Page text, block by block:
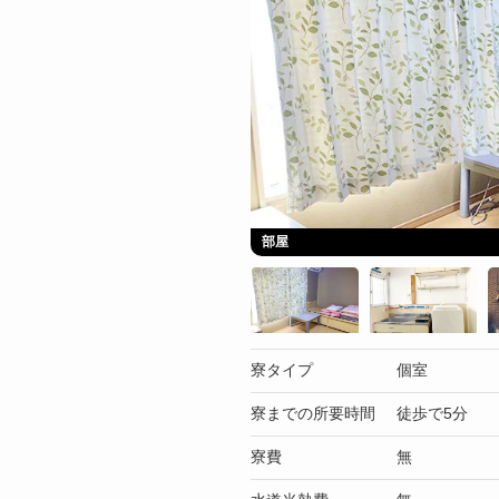
部屋
寮タイプ 個室
寮までの所要時間 徒歩で5分
寮費 無